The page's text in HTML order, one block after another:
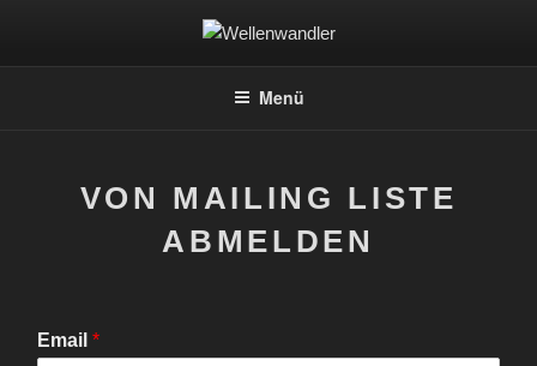
springenWELLENWANDLER
Menü
VON MAILING LISTE
ABMELDEN
Email *